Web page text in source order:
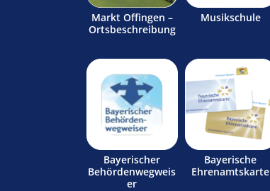
Markt Offingen –
Ortsbeschreibung
Musikschule
Bayerischer
Behördenwegweis
er
Bayerische
Ehrenamtskarte